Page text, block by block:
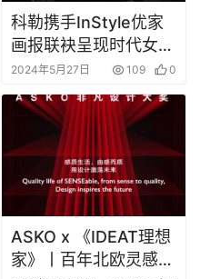
科勒携手InStyle优家
画报联袂呈现时代女性
盛典 悦己·越己 以艺术
赋能时代女性新风采
2024年5月27日 109 0
ASKO x 《IDEAT理想
家》丨百年北欧灵感融